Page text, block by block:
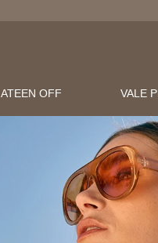
ATEEN OFF VALE